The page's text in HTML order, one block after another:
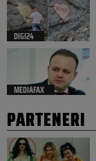
DIGI24
MEDIAFAX
PARTENERI